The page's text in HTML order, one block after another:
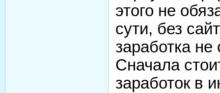
этого не
сути, без
заработка не
Сначала
заработок в